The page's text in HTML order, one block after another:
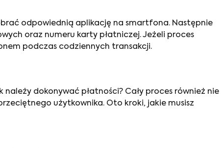
odpowiednią aplikację na smartfona. Następnie
oraz numeru karty płatniczej. Jeżeli proces
podczas codziennych transakcji.
dokonywać płatności? Cały proces również nie
użytkownika. Oto kroki, jakie musisz